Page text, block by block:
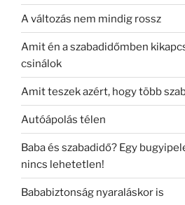
A változás nem mindig rossz
Amit én a szabadidőmben
csinálok
Amit teszek azért, hogy több
Autóápolás télen
Baba és szabadidő? Egy
nincs lehetetlen!
Bababiztonság nyaraláskor is